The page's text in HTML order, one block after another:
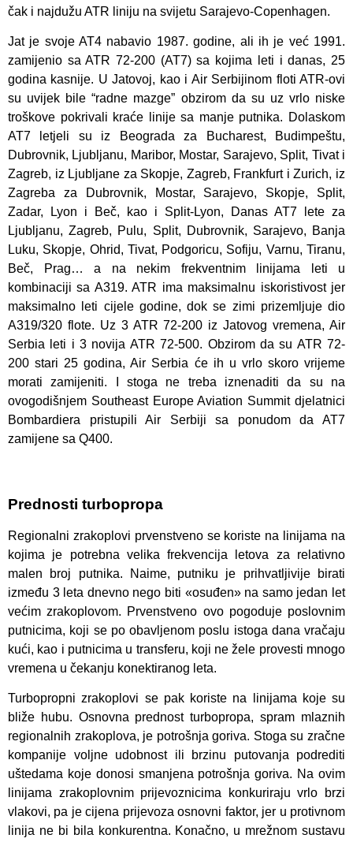
čak i najdužu ATR liniju na svijetu Sarajevo-Copenhagen.
Jat je svoje AT4 nabavio 1987. godine, ali ih je već 1991.
zamijenio sa ATR 72-200 (AT7) sa kojima leti i danas, 25
godina kasnije. U Jatovoj, kao i Air Serbijinom floti ATR-ovi
su uvijek bile “radne mazge” obzirom da su uz vrlo niske
troškove pokrivali kraće linije sa manje putnika. Dolaskom
AT7 letjeli su iz Beograda za Bucharest, Budimpeštu,
Dubrovnik, Ljubljanu, Maribor, Mostar, Sarajevo, Split, Tivat i
Zagreb, iz Ljubljane za Skopje, Zagreb, Frankfurt i Zurich, iz
Zagreba za Dubrovnik, Mostar, Sarajevo, Skopje, Split,
Zadar, Lyon i Beč, kao i Split-Lyon, Danas AT7 lete za
Ljubljanu, Zagreb, Pulu, Split, Dubrovnik, Sarajevo, Banja
Luku, Skopje, Ohrid, Tivat, Podgoricu, Sofiju, Varnu, Tiranu,
Beč, Prag… a na nekim frekventnim linijama leti u
kombinaciji sa A319. ATR ima maksimalnu iskoristivost jer
maksimalno leti cijele godine, dok se zimi prizemljuje dio
A319/320 flote. Uz 3 ATR 72-200 iz Jatovog vremena, Air
Serbia leti i 3 novija ATR 72-500. Obzirom da su ATR 72-
200 stari 25 godina, Air Serbia će ih u vrlo skoro vrijeme
morati zamijeniti. I stoga ne treba iznenaditi da su na
ovogodišnjem Southeast Europe Aviation Summit djelatnici
Bombardiera pristupili Air Serbiji sa ponudom da AT7
zamijene sa Q400.
Prednosti turbopropa
Regionalni zrakoplovi prvenstveno se koriste na linijama na
kojima je potrebna velika frekvencija letova za relativno
malen broj putnika. Naime, putniku je prihvatljivije birati
između 3 leta dnevno nego biti «osuđen» na samo jedan let
većim zrakoplovom. Prvenstveno ovo pogoduje poslovnim
putnicima, koji se po obavljenom poslu istoga dana vračaju
kući, kao i putnicima u transferu, koji ne žele provesti mnogo
vremena u čekanju konektiranog leta.
Turbopropni zrakoplovi se pak koriste na linijama koje su
bliže hubu. Osnovna prednost turbopropa, spram mlaznih
regionalnih zrakoplova, je potrošnja goriva. Stoga su zračne
kompanije voljne udobnost ili brzinu putovanja podrediti
uštedama koje donosi smanjena potrošnja goriva. Na ovim
linijama zrakoplovnim prijevoznicima konkuriraju vrlo brzi
vlakovi, pa je cijena prijevoza osnovni faktor, jer u protivnom
linija ne bi bila konkurentna. Konačno, u mrežnom sustavu